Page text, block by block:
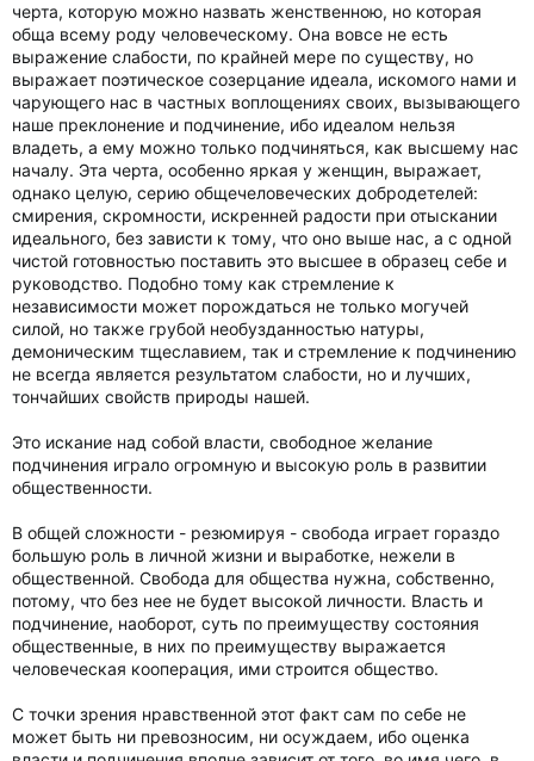
черта, которую можно назвать женственною, но которая
обща всему роду человеческому. Она вовсе не есть
выражение слабости, по крайней мере по существу, но
выражает поэтическое созерцание идеала, искомого нами и
чарующего нас в частных воплощениях своих, вызывающего
наше преклонение и подчинение, ибо идеалом нельзя
владеть, а ему можно только подчиняться, как высшему нас
началу. Эта черта, особенно яркая у женщин, выражает,
однако целую, серию общечеловеческих добродетелей:
смирения, скромности, искренней радости при отыскании
идеального, без зависти к тому, что оно выше нас, а с одной
чистой готовностью поставить это высшее в образец себе и
руководство. Подобно тому как стремление к
независимости может порождаться не только могучей
силой, но также грубой необузданностью натуры,
демоническим тщеславием, так и стремление к подчинению
не всегда является результатом слабости, но и лучших,
тончайших свойств природы нашей.
Это искание над собой власти, свободное желание
подчинения играло огромную и высокую роль в развитии
общественности.
В общей сложности - резюмируя - свобода играет гораздо
большую роль в личной жизни и выработке, нежели в
общественной. Свобода для общества нужна, собственно,
потому, что без нее не будет высокой личности. Власть и
подчинение, наоборот, суть по преимуществу состояния
общественные, в них по преимуществу выражается
человеческая кооперация, ими строится общество.
С точки зрения нравственной этот факт сам по себе не
может быть ни превозносим, ни осуждаем, ибо оценка